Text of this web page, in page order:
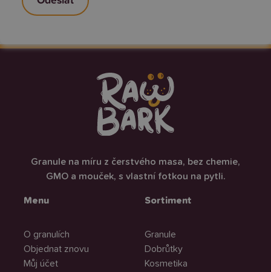
Granule na míru z čerstvého masa, bez chemie,
GMO a mouček, s vlastní fotkou na pytli.
Menu
O granulích
Objednat znovu
Můj účet
Sortiment
Granule
Dobrůtky
Kosmetika